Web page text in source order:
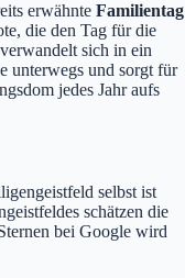
erwähnte Familientag
die den Tag für die
sich in ein
unterwegs und sorgt für
jedes Jahr aufs
selbst ist
schätzen die
bei Google wird